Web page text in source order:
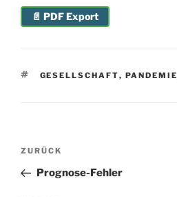
📄 PDF Export
SCHLAGWÖRTER
GESELLSCHAFT, PANDEMIE
Beitragsnavigation
Vorheriger
Beitrag
ZURÜCK
Prognose-Fehler